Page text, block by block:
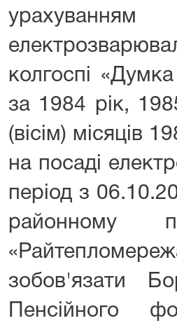
колгоспі
за 1984 рік,
(вісім) місяців
на посаді
період з
районному
зобов'язати
Пенсійного